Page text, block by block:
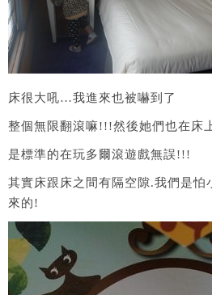
床很大吼…我進來也被嚇到了
整個無限翻滾嘛!!!然後她們也在床
是標準的在玩多爾滾遊戲無誤!!!
其實床跟床之間有隔空隙.我們是怕
來的!